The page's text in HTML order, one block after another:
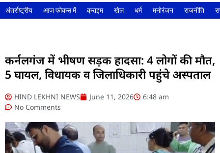
अंतर्राष्ट्रीय आज फोकस में क्राइम खेल धर्म मनोरंजन राजनीति
कर्नलगंज में भीषण सड़क हादसा: 4 लोगों की मौत,
5 घायल, विधायक व जिलाधिकारी पहुंचे अस्पताल
HIND LEKHNI NEWS June 11, 2026
6:48 am
No Comments